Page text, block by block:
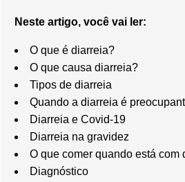
Neste artigo, você vai ler:
O que é diarreia?
O que causa diarreia?
Tipos de diarreia
Quando a diarreia é
Diarreia e Covid-19
Diarreia na gravidez
O que comer quando está com
Diagnóstico